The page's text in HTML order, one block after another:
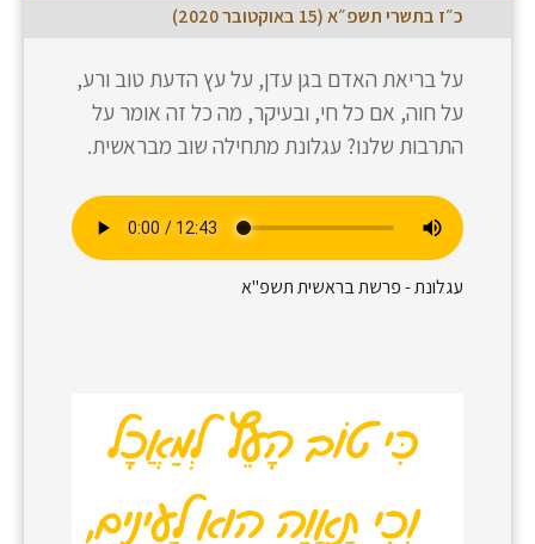
כ״ז בתשרי תשפ״א (15 באוקטובר 2020)
על בריאת האדם בגן עדן, על עץ הדעת טוב ורע,
על חוה, אם כל חי, ובעיקר, מה כל זה אומר על
התרבות שלנו? עגלונת מתחילה שוב מבראשית.
עגלונת - פרשת בראשית תשפ"א